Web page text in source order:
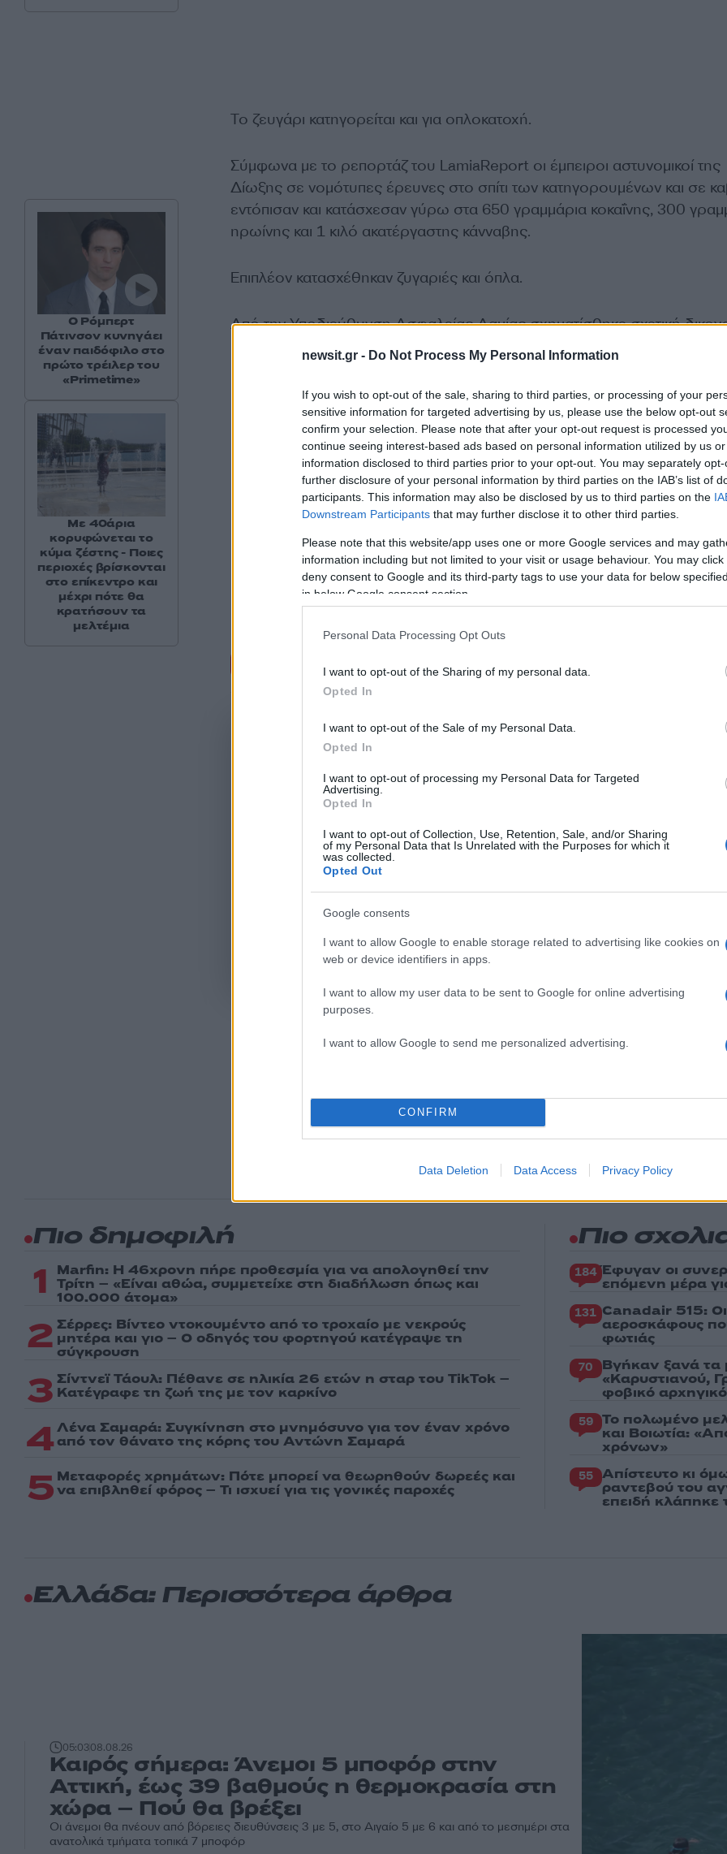
newsit.gr - Do Not Process My Personal Information
If you wish to opt-out of the sale, sharing to third parties, or processing of your
sensitive information for targeted advertising by us, please use the below opt-out
confirm your selection. Please note that after your opt-out request is processed
continue seeing interest-based ads based on personal information utilized by us
information disclosed to third parties prior to your opt-out. You may separately
further disclosure of your personal information by third parties on the IAB’s list of
participants. This information may also be disclosed by us to third parties on the
Downstream Participants that may further disclose it to other third parties.
Please note that this website/app uses one or more Google services and may
information including but not limited to your visit or usage behaviour. You may
deny consent to Google and its third-party tags to use your data for below
in below Google consent section.
Personal Data Processing Opt Outs
I want to opt-out of the Sharing of my personal data.
Opted In
I want to opt-out of the Sale of my Personal Data.
Opted In
I want to opt-out of processing my Personal Data for Targeted
Advertising.
Opted In
I want to opt-out of Collection, Use, Retention, Sale, and/or Sharing
of my Personal Data that Is Unrelated with the Purposes for which it
was collected.
Opted Out
Google consents
I want to allow Google to enable storage related to advertising like cookies on
web or device identifiers in apps.
I want to allow my user data to be sent to Google for online advertising
purposes.
I want to allow Google to send me personalized advertising.
CONFIRM
Data Deletion Data Access Privacy Policy
Το ζευγάρι κατηγορείται και για οπλοκατοχή.
Σύμφωνα με το ρεπορτάζ του LamiaReport οι έμπειροι αστυνομικοί της
Δίωξης σε νομότυπες έρευνες στο σπίτι των κατηγορουμένων και σε
εντόπισαν και κατάσχεσαν γύρω στα 650 γραμμάρια κοκαΐνης, 300
ηρωίνης και 1 κιλό ακατέργαστης κάνναβης.
Επιπλέον κατασχέθηκαν ζυγαριές και όπλα.
Από την Υποδιεύθυνση Ασφαλείας Λαμίας σχηματίσθηκε σχετική
και θα οδηγηθούν στην Εισαγγελία Πρωτοδικών Λαμίας.
Σχόλια
. Το site προστατεύεται από reCAPTCHA, ισχύουν
Ακολουθήστε το Νewsit.gr στοGoogle Newsκαι ενημερωθείτε
πρώτοι για όλη την ειδησεογραφία και τα
ημέρας
Ο Ρόμπερτ
Πάτινσον κυνηγάει
έναν παιδόφιλο στο
πρώτο τρέιλερ του
«Primetime»
Με 40άρια
κορυφώνεται το
κύμα ζέστης - Ποιες
περιοχές βρίσκονται
στο επίκεντρο και
μέχρι πότε θα
κρατήσουν τα
μελτέμια
Πιο δημοφιλή
1 Marfin: Η 46χρονη πήρε προθεσμία για να απολογηθεί την
Τρίτη – «Είναι αθώα, συμμετείχε στη διαδήλωση όπως και
100.000 άτομα»
2 Σέρρες: Βίντεο ντοκουμέντο από το τροχαίο με νεκρούς
μητέρα και γιο – Ο οδηγός του φορτηγού κατέγραψε τη
σύγκρουση
3 Σίντνεϊ Τάουλ: Πέθανε σε ηλικία 26 ετών η σταρ του TikTok –
Kατέγραφε τη ζωή της με τον καρκίνο
4Λένα Σαμαρά: Συγκίνηση στο μνημόσυνο για τον έναν χρόνο
από τον θάνατο της κόρης του Αντώνη Σαμαρά
5 Μεταφορές χρημάτων: Πότε μπορεί να θεωρηθούν δωρεές και
να επιβληθεί φόρος – Τι ισχυεί για τις γονικές παροχές
Πιο
184 Έφυγαν οι
επόμενη μέρα
131 Canadair 515:
αεροσκάφους
φωτιάς
70 Βγήκαν ξανά τα
«Καρυστιανού,
φοβικό
59 Το πολωμένο
και Βοιωτία:
χρόνων»
55 Απίστευτο κι
ραντεβού του
επειδή κλάπηκε
Ελλάδα: Περισσότερα άρθρα
05:0308.08.26
Καιρός σήμερα: Άνεμοι 5 μποφόρ στην
Αττική, έως 39 βαθμούς η θερμοκρασία στη
χώρα – Πού θα βρέξει
Οι άνεμοι θα πνέουν από βόρειες διευθύνσεις 3 με 5, στο Αιγαίο 5 με 6 και από το μεσημέρι στα
ανατολικά τμήματα τοπικά 7 μποφόρ